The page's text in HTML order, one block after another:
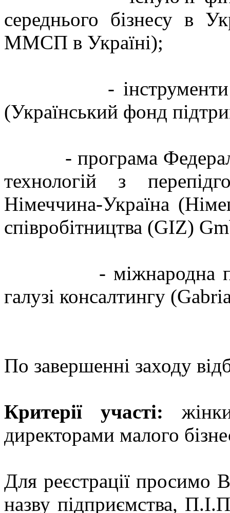
середнього бізнесу в
ММСП в Україні);
- інструменти з
(Український фонд
- програма
технологій з
Німеччина-Україна
співробітництва (GIZ)
- міжнародна
галузі консалтингу
По завершенні заходу
Критерії участі:
директорами малого
Для реєстрації просимо
назву підприємства,